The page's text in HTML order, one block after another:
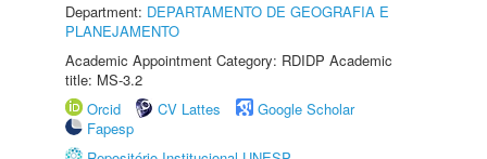
Department: DEPARTAMENTO DE GEOGRAFIA E
PLANEJAMENTO
Academic Appointment Category: RDIDP Academic
title: MS-3.2
Orcid
CV Lattes
Google Scholar
Fapesp